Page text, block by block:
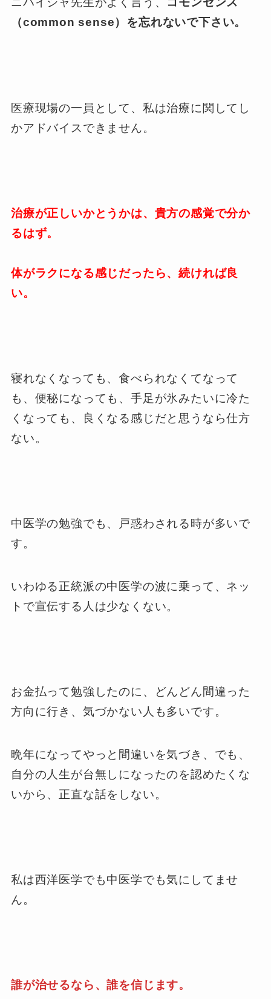
（common sense）を忘れないで下さい。
医療現場の一員として、私は治療に関してし
かアドバイスできません。
治療が正しいかとうかは、貴方の感覚で分か
るはず。
体がラクになる感じだったら、続ければ良
い。
寝れなくなっても、食べられなくてなって
も、便秘になっても、手足が氷みたいに冷た
くなっても、良くなる感じだと思うなら仕方
ない。
中医学の勉強でも、戸惑わされる時が多いで
す。
いわゆる正統派の中医学の波に乗って、ネッ
トで宣伝する人は少なくない。
お金払って勉強したのに、どんどん間違った
方向に行き、気づかない人も多いです。
晩年になってやっと間違いを気づき、でも、
自分の人生が台無しになったのを認めたくな
いから、正直な話をしない。
私は西洋医学でも中医学でも気にしてませ
ん。
誰が治せるなら、誰を信じます。